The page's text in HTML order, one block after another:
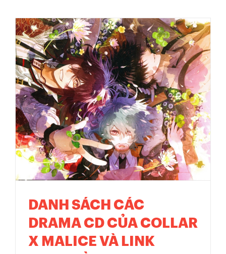
DANH SÁCH CÁC
DRAMA CD CỦA COLLAR
X MALICE VÀ LINK